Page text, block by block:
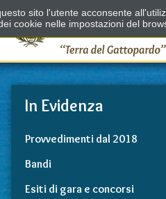
In Evidenza
Provvedimenti dal 2018
Bandi
Esiti di gara e concorsi
sito l'utente acconsente
cookie nelle impostazioni del